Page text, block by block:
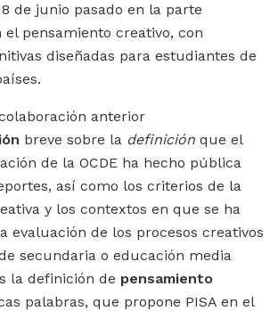
de junio pasado en la parte
el pensamiento creativo, con
diseñadas para estudiantes de
anterior
breve sobre la definición que el
de la OCDE ha hecho pública
así como los criterios de la
y los contextos en que se ha
evaluación de los procesos creativos
secundaria o educación media
la definición de pensamiento
palabras, que propone PISA en el